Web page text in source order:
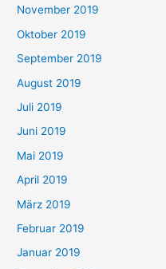
November 2019
Oktober 2019
September 2019
August 2019
Juli 2019
Juni 2019
Mai 2019
April 2019
März 2019
Februar 2019
Januar 2019